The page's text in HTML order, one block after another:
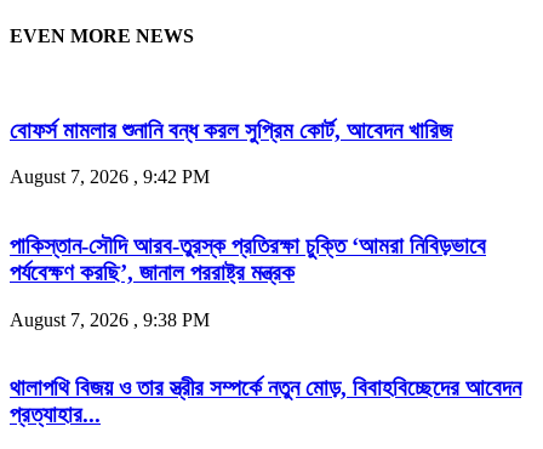
EVEN MORE NEWS
বোফর্স মামলার শুনানি বন্ধ করল সুপ্রিম কোর্ট, আবেদন খারিজ
August 7, 2026 , 9:42 PM
পাকিস্তান-সৌদি আরব-তুরস্ক প্রতিরক্ষা চুক্তি ‘আমরা নিবিড়ভাবে
পর্যবেক্ষণ করছি’, জানাল পররাষ্ট্র মন্ত্রক
August 7, 2026 , 9:38 PM
থালাপথি বিজয় ও তার স্ত্রীর সম্পর্কে নতুন মোড়, বিবাহবিচ্ছেদের আবেদন
প্রত্যাহার...